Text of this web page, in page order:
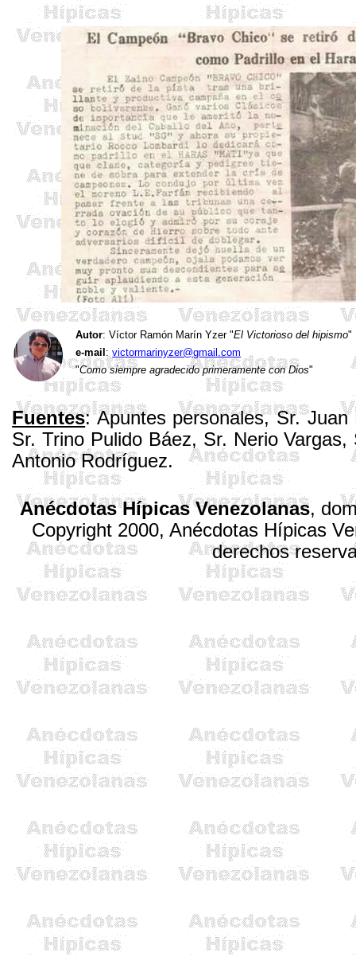
Autor: Víctor Ramón MarínYzer"El Victorioso del hipismo"
e-mail :victormarinyzer@gmail.com
"Como siempre agradecido primeramente con Dios"
Fuentes: Apuntes personales, Sr.
Sr. Trino Pulido Báez, Sr. NerioVargas,
Antonio Rodríguez.
Anécdotas Hípicas Venezolanas,
Copyright 2000, Anécdotas Hípicas
derechos